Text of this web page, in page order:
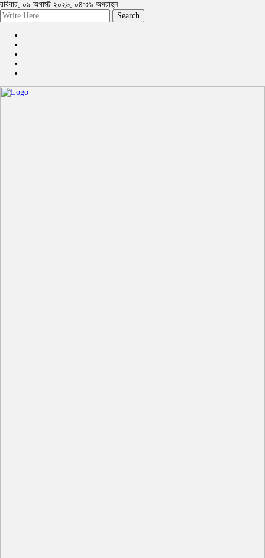
রবিবার, ০৯ অগাস্ট ২০২৬, ০৪:৫৯ অপরাহ্ন
Search